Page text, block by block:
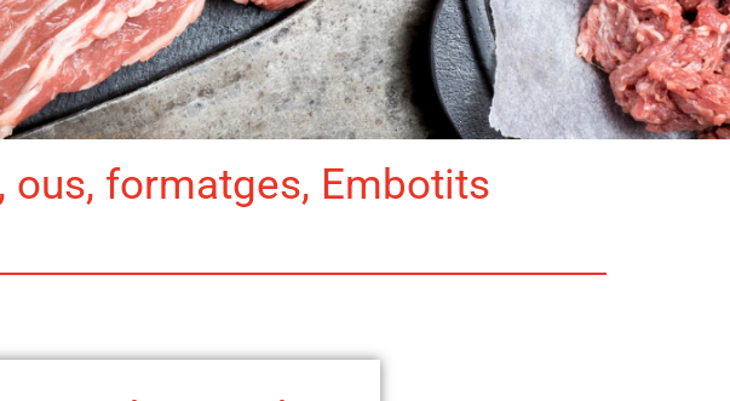
ous, formatges, Embotits